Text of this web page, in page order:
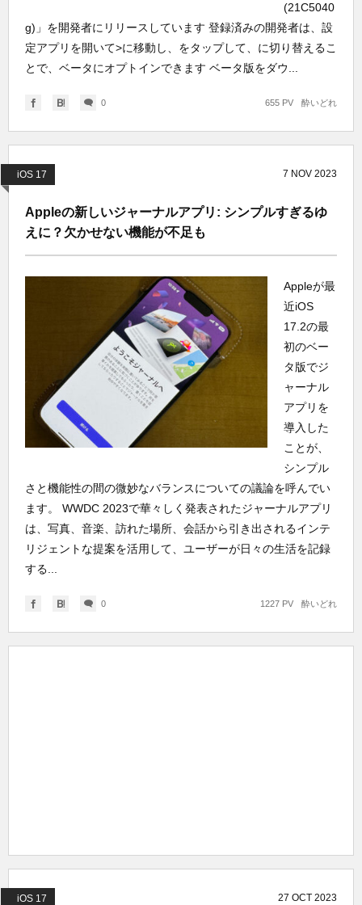
(21C5040
g)」を開発者にリリースしています 登録済みの開発者は、設
定アプリを開いて>に移動し、をタップして、に切り替えるこ
とで、ベータにオプトインできます ベータ版をダウ...
0 酔いどれ
655 PV
iOS 17 7 NOV 2023
Appleの新しいジャーナルアプリ: シンプルすぎるゆ
えに？欠かせない機能が不足も
Appleが最
近iOS
17.2の最
初のベー
タ版でジ
ャーナル
アプリを
導入した
ことが、
シンプル
さと機能性の間の微妙なバランスについての議論を呼んでい
ます。 WWDC 2023で華々しく発表されたジャーナルアプリ
は、写真、音楽、訪れた場所、会話から引き出されるインテ
リジェントな提案を活用して、ユーザーが日々の生活を記録
する...
0 酔いどれ
1227 PV
iOS 17 27 OCT 2023